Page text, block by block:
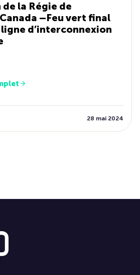
la Régie de
–Feu vert final
d’interconnexion
28 mai 2024